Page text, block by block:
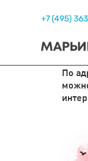
+7 (495)
По